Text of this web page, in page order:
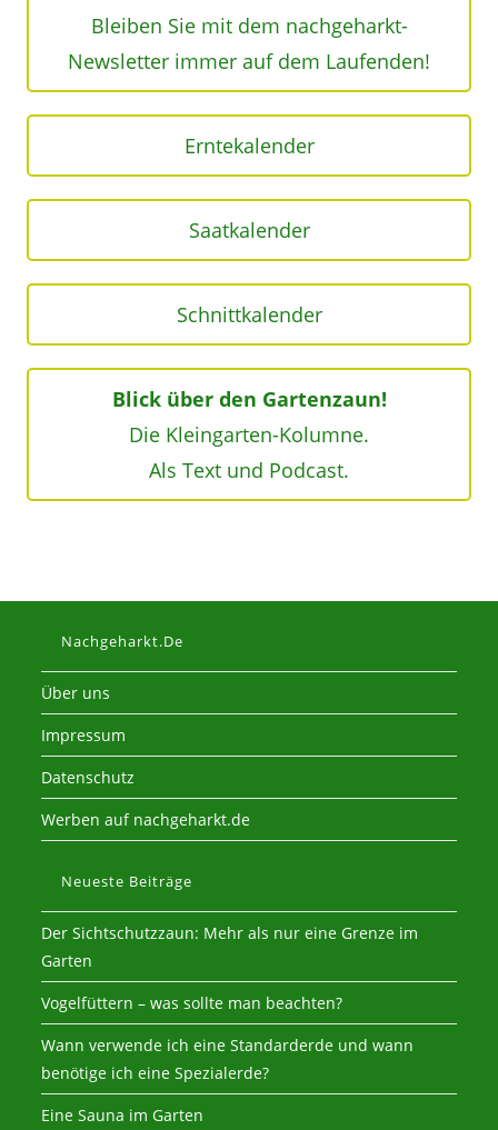
Bleiben Sie mit dem nachgeharkt-
Newsletter immer auf dem Laufenden!
Erntekalender
Saatkalender
Schnittkalender
Blick über den Gartenzaun!
Die Kleingarten-Kolumne.
Als Text und Podcast.
Nachgeharkt.de
Über uns
Impressum
Datenschutz
Werben auf nachgeharkt.de
Neueste Beiträge
Der Sichtschutzzaun: Mehr als nur eine Grenze im
Garten
Vogelfüttern – was sollte man beachten?
Wann verwende ich eine Standarderde und wann
benötige ich eine Spezialerde?
Eine Sauna im Garten